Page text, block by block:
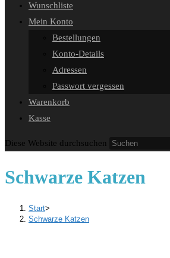
Wunschliste
Mein Konto
Bestellungen
Konto-Details
Adressen
Passwort vergessen
Warenkorb
Kasse
Diese Website durchsuchen
Schwarze Katzen
Start>
Schwarze Katzen